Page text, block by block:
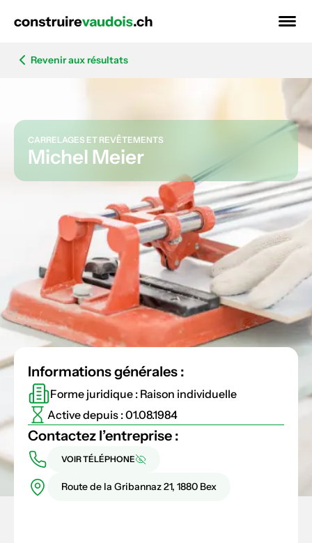
Revenir aux résultats
CARRELAGES ET REVÊTEMENTS
Michel Meier
Informations générales :
Forme juridique : Raison individuelle
Active depuis : 01.08.1984
Contactez l’entreprise :
VOIR TÉLÉPHONE
Route de la Gribannaz 21, 1880 Bex